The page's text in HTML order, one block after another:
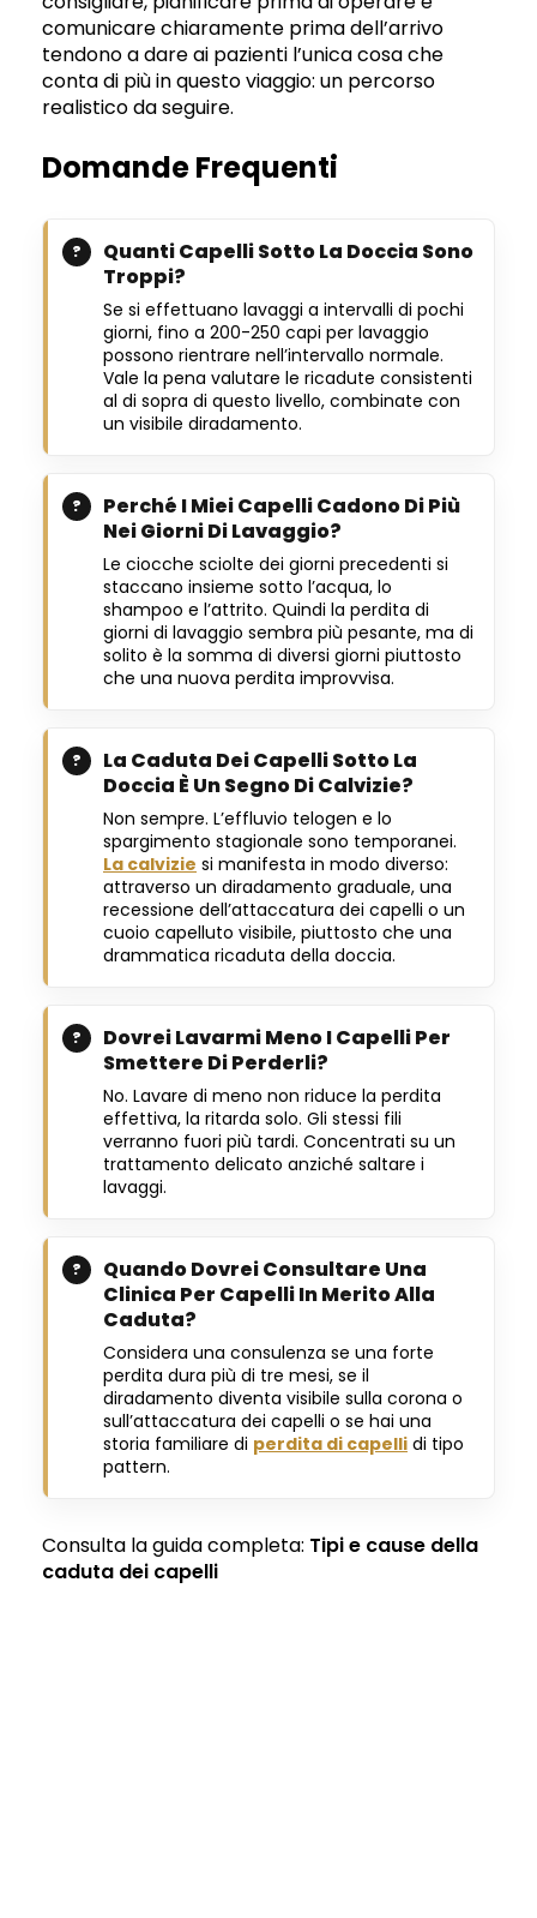
comunicare chiaramente prima dell’arrivo
tendono a dare ai pazienti l’unica cosa che
conta di più in questo viaggio: un percorso
realistico da seguire.
Domande Frequenti
Quanti Capelli Sotto La Doccia Sono
Troppi?
Se si effettuano lavaggi a intervalli di pochi
giorni, fino a 200-250 capi per lavaggio
possono rientrare nell’intervallo normale.
Vale la pena valutare le ricadute consistenti
al di sopra di questo livello, combinate con
un visibile diradamento.
Perché I Miei Capelli Cadono Di Più
Nei Giorni Di Lavaggio?
Le ciocche sciolte dei giorni precedenti si
staccano insieme sotto l’acqua, lo
shampoo e l’attrito. Quindi la perdita di
giorni di lavaggio sembra più pesante, ma di
solito è la somma di diversi giorni piuttosto
che una nuova perdita improvvisa.
La Caduta Dei Capelli Sotto La
Doccia È Un Segno Di Calvizie?
Non sempre. L’effluvio telogen e lo
spargimento stagionale sono temporanei.
La calvizie si manifesta in modo diverso:
attraverso un diradamento graduale, una
recessione dell’attaccatura dei capelli o un
cuoio capelluto visibile, piuttosto che una
drammatica ricaduta della doccia.
Dovrei Lavarmi Meno I Capelli Per
Smettere Di Perderli?
No. Lavare di meno non riduce la perdita
effettiva, la ritarda solo. Gli stessi fili
verranno fuori più tardi. Concentrati su un
trattamento delicato anziché saltare i
lavaggi.
Quando Dovrei Consultare Una
Clinica Per Capelli In Merito Alla
Caduta?
Considera una consulenza se una forte
perdita dura più di tre mesi, se il
diradamento diventa visibile sulla corona o
sull’attaccatura dei capelli o se hai una
storia familiare di perdita di capelli di tipo
pattern.
Consulta la guida completa: Tipi e cause della
caduta dei capelli